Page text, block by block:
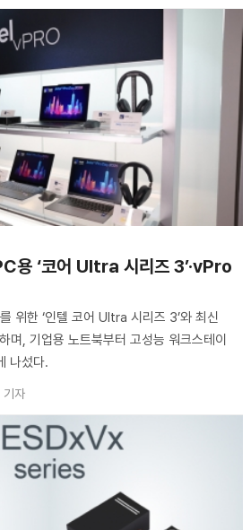
용 ‘코어 Ultra 시리즈 3’·vPro
위한 ‘인텔 코어 Ultra 시리즈 3’와 최신
며, 기업용 노트북부터 고성능 워크스테이
나섰다.
기자